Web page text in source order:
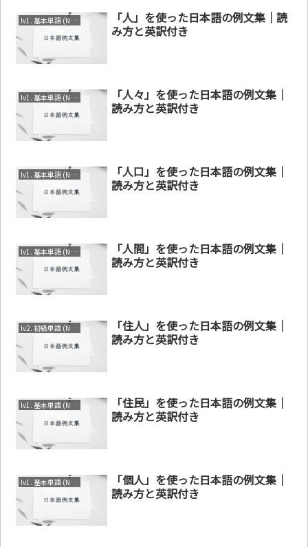
lv1. 基本単語 (N4～N5)
「人」を使った日本語の例文集｜読
み方と英訳付き
lv1. 基本単語 (N4～N5)
「人々」を使った日本語の例文集｜
読み方と英訳付き
lv1. 基本単語 (N4～N5)
「人口」を使った日本語の例文集｜
読み方と英訳付き
lv1. 基本単語 (N4～N5)
「人間」を使った日本語の例文集｜
読み方と英訳付き
lv2. 初級単語 (N3～N4)
「住人」を使った日本語の例文集｜
読み方と英訳付き
lv1. 基本単語 (N4～N5)
「住民」を使った日本語の例文集｜
読み方と英訳付き
lv1. 基本単語 (N4～N5)
「個人」を使った日本語の例文集｜
読み方と英訳付き